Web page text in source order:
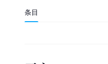
条目